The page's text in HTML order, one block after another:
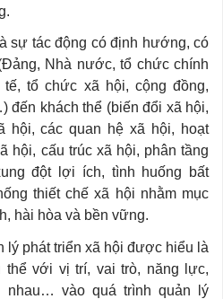
sự tác động có định hướng, có
Nhà nước, tổ chức chính
tổ chức xã hội, cộng đồng,
đến khách thể (biến đổi xã hội,
hội, các quan hệ xã hội, hoạt
hội, cấu trúc xã hội, phân tầng
đột lợi ích, tình huống bất
thiết chế xã hội nhằm mục
hài hòa và bền vững.
lý phát triển xã hội được hiểu là
thể với vị trí, vai trò, năng lực,
nhau… vào quá trình quản lý